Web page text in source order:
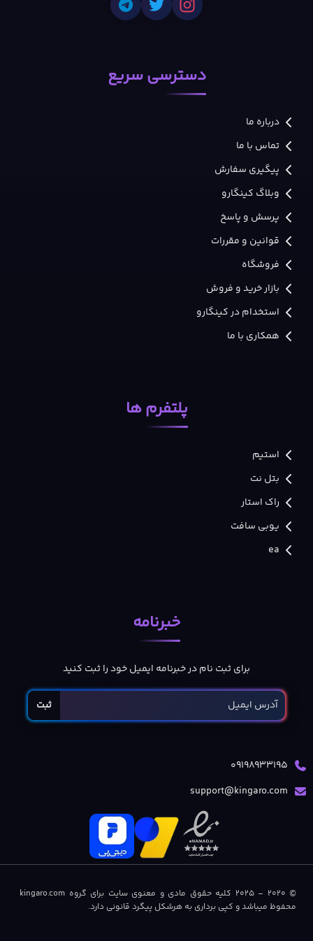
دسترسی سریع
درباره ما
تماس با ما
پیگیری سفارش
وبلاگ کینگارو
پرسش و پاسخ
قوانین و مقررات
فروشگاه
بازار خرید و فروش
استخدام در کینگارو
همکاری با ما
پلتفرم ها
استیم
بتل نت
راک استار
یوبی سافت
ea
خبرنامه
برای ثبت نام در خبرنامه ایمیل خود را ثبت کنید
ثبت
09198933195
support@kingaro.com
© 2020 – 2025 کلیه حقوق مادی و معنوی سایت برای گروه kingaro.com
محفوظ میباشد و کپی برداری به هرشکل پیگرد قانونی دارد.